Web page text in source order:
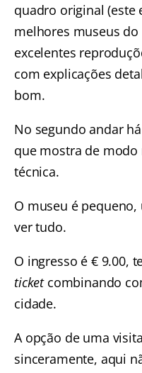
quadro original (este
melhores museus
excelentes
com explicações
bom.
No segundo andar
que mostra de
técnica.
O museu é
ver tudo.
O ingresso é € 9.00,
ticketcombinando
cidade.
A opção de uma
sinceramente, aqui